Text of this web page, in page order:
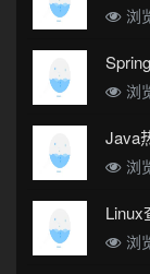
浏
浏
Java
浏
浏